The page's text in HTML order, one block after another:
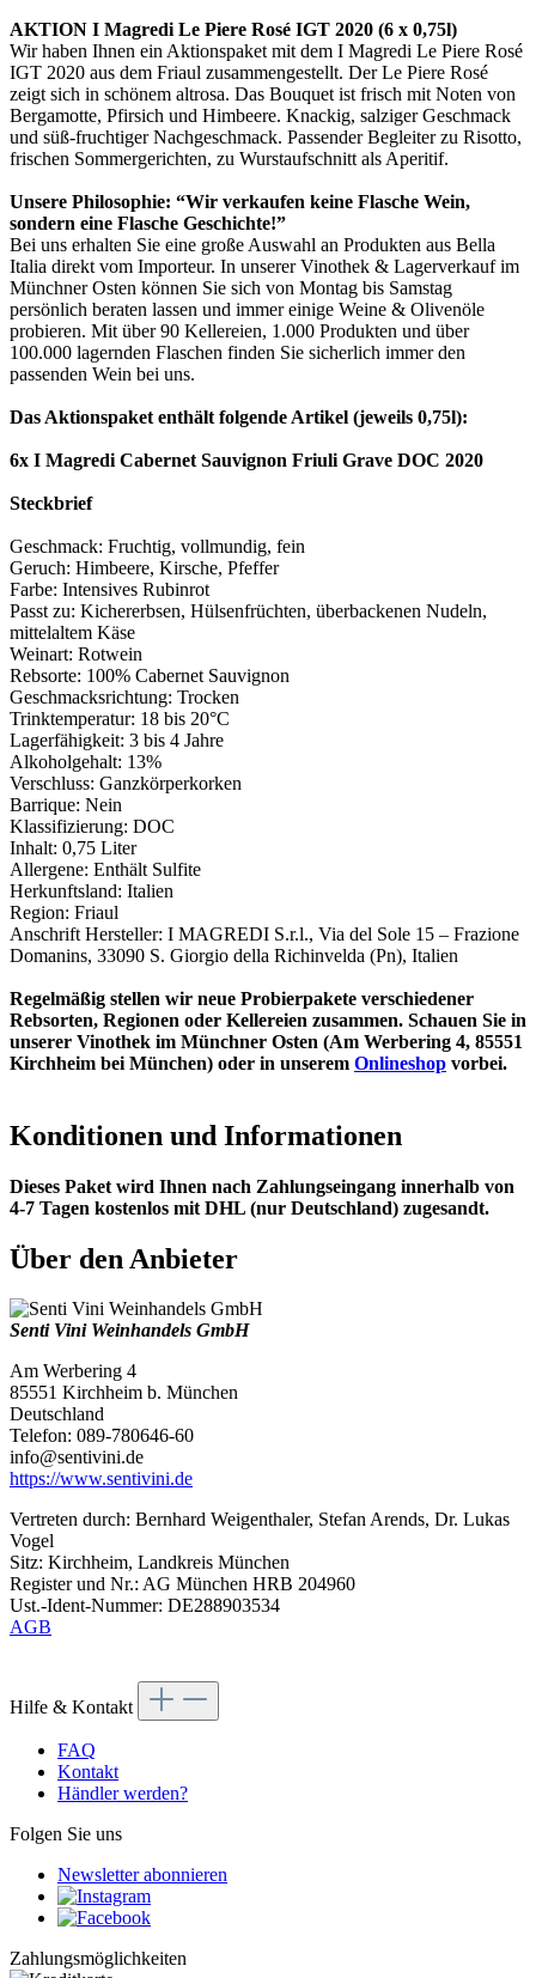
AKTION I Magredi Le Piere Rosé IGT 2020 (6 x 0,75l)
Wir haben Ihnen ein Aktionspaket mit dem I Magredi Le Piere Rosé
IGT 2020 aus dem Friaul zusammengestellt. Der Le Piere Rosé
zeigt sich in schönem altrosa. Das Bouquet ist frisch mit Noten von
Bergamotte, Pfirsich und Himbeere. Knackig, salziger Geschmack
und süß-fruchtiger Nachgeschmack. Passender Begleiter zu Risotto,
frischen Sommergerichten, zu Wurstaufschnitt als Aperitif.
Unsere Philosophie: “Wir verkaufen keine Flasche Wein,
sondern eine Flasche Geschichte!”
Bei uns erhalten Sie eine große Auswahl an Produkten aus Bella
Italia direkt vom Importeur. In unserer Vinothek & Lagerverkauf im
Münchner Osten können Sie sich von Montag bis Samstag
persönlich beraten lassen und immer einige Weine & Olivenöle
probieren. Mit über 90 Kellereien, 1.000 Produkten und über
100.000 lagernden Flaschen finden Sie sicherlich immer den
passenden Wein bei uns.
Das Aktionspaket enthält folgende Artikel (jeweils 0,75l):
6x I Magredi Cabernet Sauvignon Friuli Grave DOC 2020
Steckbrief
Geschmack: Fruchtig, vollmundig, fein
Geruch: Himbeere, Kirsche, Pfeffer
Farbe: Intensives Rubinrot
Passt zu: Kichererbsen, Hülsenfrüchten, überbackenen Nudeln,
mittelaltem Käse
Weinart: Rotwein
Rebsorte: 100% Cabernet Sauvignon
Geschmacksrichtung: Trocken
Trinktemperatur: 18 bis 20°C
Lagerfähigkeit: 3 bis 4 Jahre
Alkoholgehalt: 13%
Verschluss: Ganzkörperkorken
Barrique: Nein
Klassifizierung: DOC
Inhalt: 0,75 Liter
Allergene: Enthält Sulfite
Herkunftsland: Italien
Region: Friaul
Anschrift Hersteller: I MAGREDI S.r.l., Via del Sole 15 – Frazione
Domanins, 33090 S. Giorgio della Richinvelda (Pn), Italien
Regelmäßig stellen wir neue Probierpakete verschiedener
Rebsorten, Regionen oder Kellereien zusammen. Schauen Sie in
unserer Vinothek im Münchner Osten (Am Werbering 4, 85551
Kirchheim bei München) oder in unserem Onlineshop vorbei.
Konditionen und Informationen
Dieses Paket wird Ihnen nach Zahlungseingang innerhalb von
4-7 Tagen kostenlos mit DHL (nur Deutschland) zugesandt.
Über den Anbieter
Senti Vini Weinhandels GmbH
Am Werbering 4
85551 Kirchheim b. München
Deutschland
Telefon: 089-780646-60
info@sentivini.de
https://www.sentivini.de
Vertreten durch: Bernhard Weigenthaler, Stefan Arends, Dr. Lukas
Vogel
Sitz: Kirchheim, Landkreis München
Register und Nr.: AG München HRB 204960
Ust.-Ident-Nummer: DE288903534
AGB
Hilfe & Kontakt
FAQ
Kontakt
Händler werden?
Folgen Sie uns
Newsletter abonnieren
Zahlungsmöglichkeiten